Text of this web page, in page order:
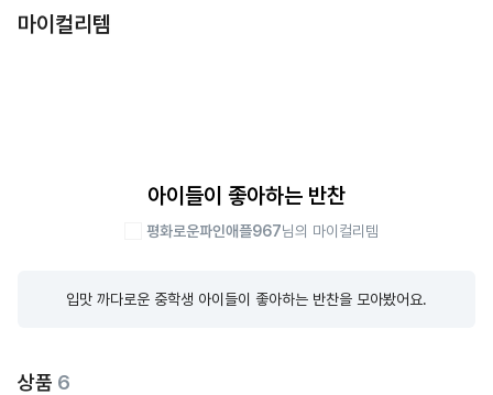
마이컬리템
아이들이 좋아하는 반찬
평화로운파인애플967님의 마이컬리템
입맛 까다로운 중학생 아이들이 좋아하는 반찬을 모아봤어요.
상품 6